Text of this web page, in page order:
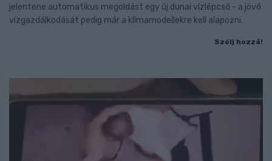
jelentene automatikus megoldást egy új dunai vízlépcső - a jövő
vízgazdálkodását pedig már a klímamodellekre kell alapozni.
Szólj hozzá!